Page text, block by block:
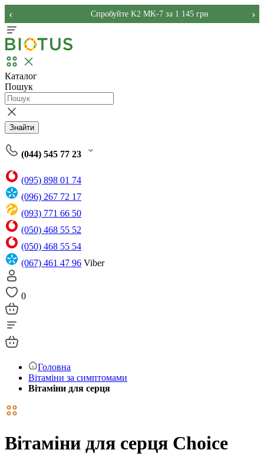
Спробуйте K2 MK-7 за 1 145 грн
‹ ›
Каталог
Пошук
Знайти
(044) 545 77 23
(095) 898 01 74
(096) 267 72 17
(093) 771 66 50
(050) 468 55 52
(050) 468 55 54
(067) 461 47 96 Viber
0
Головна
Вітаміни за симптомами
Вітаміни для серця
Вітаміни для серця Choice